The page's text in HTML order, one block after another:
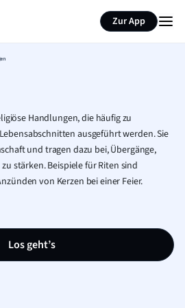
Zur App
Handlungen, die häufig zu
ausgeführt werden. Sie
und tragen dazu bei, Übergänge,
stärken. Beispiele für Riten sind
von Kerzen bei einer Feier.
Los geht’s